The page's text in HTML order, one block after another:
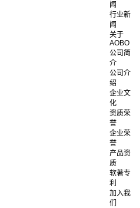
闻
行业新
闻
关于
AOBO
公司简
介
公司介
绍
企业文
化
资质荣
誉
企业荣
誉
产品资
质
软著专
利
加入我
们